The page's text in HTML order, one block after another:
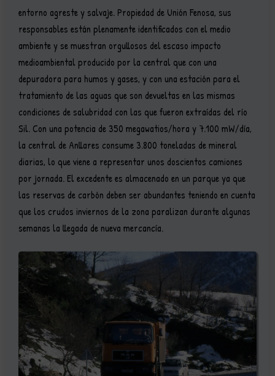
entorno agreste y salvaje. Propiedad de Unión Fenosa, sus
responsables están plenamente identificados con el medio
ambiente y se muestran orgullosos del escaso impacto
medioambiental producido por la central que con una
depuradora para humos y gases, y con una estación para el
tratamiento de las aguas que son devueltas en las mismas
condiciones de salubridad con las que fueron extraídas del río
Sil. Con una potencia de 350 megawatios/hora y 7.100 mW/día,
la central de Anllares consume 3.800 toneladas de mineral
diarias, lo que viene a representar unos doscientos camiones
por jornada. El excedente es almacenado en un parque ya que
las reservas de carbón deben ser abundantes teniendo en cuenta
que los crudos inviernos de la zona paralizan durante algunas
semanas la llegada de nueva mercancía.